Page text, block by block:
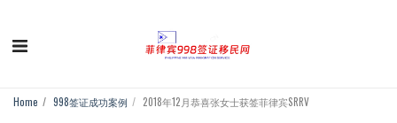
Home 998签证成功案例 2018年12月恭喜张女士获签菲律宾SRRV